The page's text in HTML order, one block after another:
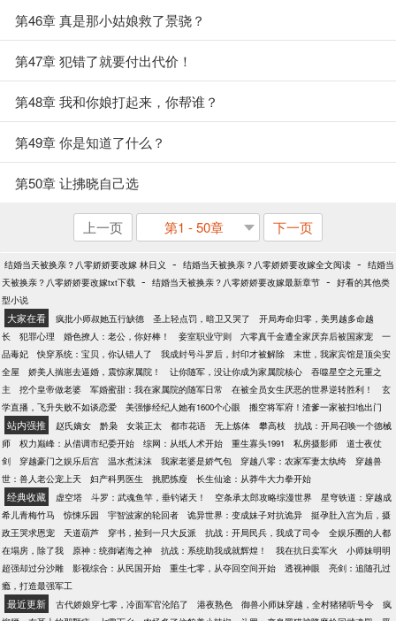
第46章 真是那小姑娘救了景骁？
第47章 犯错了就要付出代价！
第48章 我和你娘打起来，你帮谁？
第49章 你是知道了什么？
第50章 让拂晓自己选
上一页 第1 - 50章 下一页
结婚当天被换亲？八零娇娇要改嫁 林日义 - 结婚当天被换亲？八零娇娇要改嫁全文阅读 - 结婚当
天被换亲？八零娇娇要改嫁txt下载 - 结婚当天被换亲？八零娇娇要改嫁最新章节 - 好看的其他类
型小说
大家在看 疯批小师叔她五行缺德 圣上轻点罚，暗卫又哭了
开局寿命归零，美男越多命越
长
犯罪心理 婚色撩人：老公，你好棒！ 妾室职业守则 六零真千金遭全家厌弃后被国家宠
一
品毒妃
快穿系统：宝贝，你认错人了 我成封号斗罗后，封印才被解除
末世，我家宾馆是顶尖安
全屋
娇美人揣崽去逼婚，震惊家属院！ 让你随军，没让你成为家属院核心
吞噬星空之元重之
主
挖个皇帝做老婆 军婚蜜甜：我在家属院的随军日常 在被全员女生厌恶的世界逆转胜利！
玄
学直播，飞升失败不如谈恋爱
美强惨经纪人她有1600个心眼 搬空将军府！渣爹一家被扫地出门
站内强推 赵氏嫡女 黔枭 女装正太 都市花语 无上炼体 攀高枝
抗战：开局召唤一个德械
师
权力巅峰：从借调市纪委开始 综网：从纸人术开始 重生寡头1991 私房摄影师
道士夜仗
剑
穿越豪门之娱乐后宫 温水煮沫沫 我家老婆是娇气包 穿越八零：农家军妻太纨绔
穿越兽
世：兽人老公宠上天
妇产科男医生 挑肥拣瘦 长生仙途：从莽牛大力拳开始
经典收藏 虚空塔 斗罗：武魂鱼竿，垂钓诸天！ 空条承太郎攻略综漫世界
星穹铁道：穿越成
希儿青梅竹马
惊悚乐园 宇智波家的轮回者 诡异世界：变成妹子对抗诡异
挺孕肚入宫为后，摄
政王哭求恩宠
天道葫芦 穿书，捡到一只大反派 抗战：开局民兵，我成了司令
全娱乐圈的人都
在塌房，除了我
原神：统御诸海之神 抗战：系统助我成就辉煌！ 我在抗日卖军火
小师妹明明
超强却过分沙雕
影视综合：从民国开始 重生七零，从夺回空间开始 透视神眼
亮剑：追随孔过
瘾，打造最强军工
最近更新 古代娇娘穿七零，冷面军官沦陷了 港夜熟色 御兽小师妹穿越，全村猪猪听号令
疯